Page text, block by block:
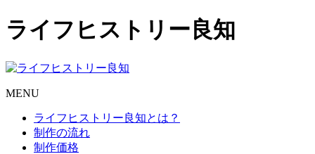
ライフヒストリー良知
MENU
ライフヒストリー良知とは？
制作の流れ
制作価格